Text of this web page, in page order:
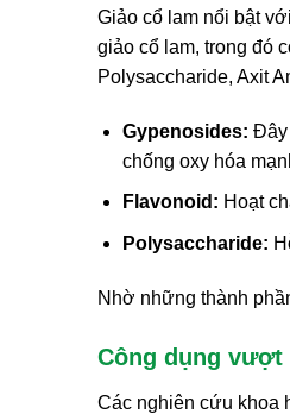
Giảo cổ lam nổi bật
giảo cổ lam, trong đó
Polysaccharide, Axit
Gypenosides: Đây
chống oxy hóa
Flavonoid: Hoạt
Polysaccharide:
Nhờ những thành
Công dụng vượt
Các nghiên cứu khoa